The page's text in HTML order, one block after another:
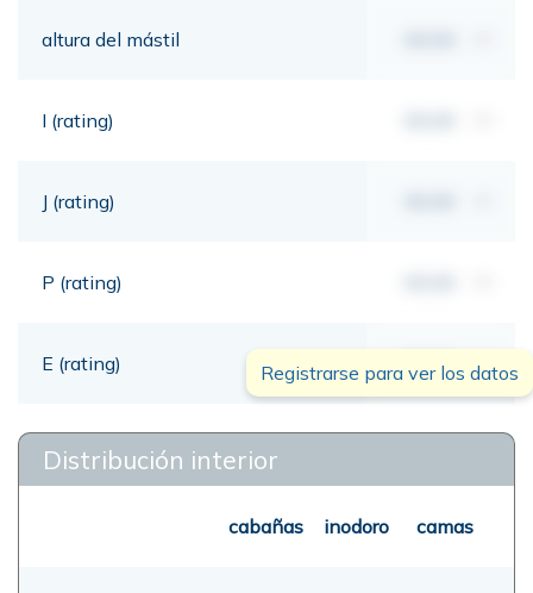
altura del mástil
I (rating)
J (rating)
P (rating)
E (rating) 00,00 mt
Registrarse para ver los datos
Distribución interior
cabañas inodoro camas